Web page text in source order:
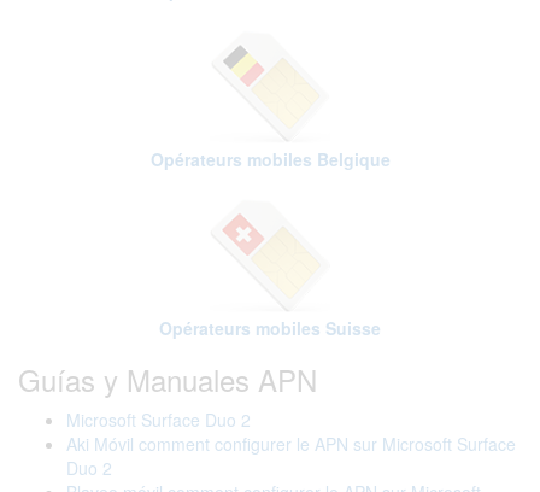
Opérateurs mobiles Belgique
Opérateurs mobiles Suisse
Guías y Manuales APN
Microsoft Surface Duo 2
Aki Móvil comment configurer le APN sur Microsoft Surface
Duo 2